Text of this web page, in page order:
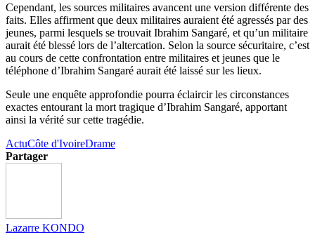
Cependant, les sources militaires avancent une version différente des
faits. Elles affirment que deux militaires auraient été agressés par des
jeunes, parmi lesquels se trouvait Ibrahim Sangaré, et qu’un militaire
aurait été blessé lors de l’altercation. Selon la source sécuritaire, c’est
au cours de cette confrontation entre militaires et jeunes que le
téléphone d’Ibrahim Sangaré aurait été laissé sur les lieux.
Seule une enquête approfondie pourra éclaircir les circonstances
exactes entourant la mort tragique d’Ibrahim Sangaré, apportant
ainsi la vérité sur cette tragédie.
ActuCôte d'IvoireDrame
Partager
Lazarre KONDO